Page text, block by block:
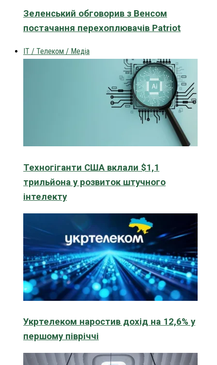
Зеленський обговорив з Венсом
постачання перехоплювачів Patriot
IT / Телеком / Медіа
Техногіганти США вклали $1,1
трильйона у розвиток штучного
інтелекту
Укртелеком наростив дохід на 12,6% у
першому півріччі